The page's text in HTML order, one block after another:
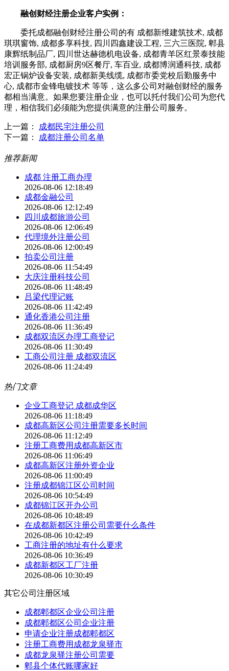
融创财经注册企业客户实例：
委托成都融创财经注册公司的有 成都新维建筑技术, 成都
琪琪窗饰, 成都多享科技, 四川四鑫建设工程, 三六三医院, 郫县
康辉纸制品厂, 四川世达赫德机电设备, 成都青羊区红景泰技能
培训服务部, 成都厨房9区餐厅, 车百业, 成都博润通科技, 成都
宏正锅炉设备安装, 成都新美线缆, 成都市委党校后勤服务中
心, 成都市金锋电镀技术 等等，这么多公司对融创财经的服务
都相当满意。如果您要注册企业，也可以托付我们公司为您代
理，相信我们必须能为您提供满意的注册公司服务。
上一篇：
成都民宅注册公司
下一篇：
成都注册公司名单
推荐新闻
成都 注册工商办理
2026-08-06 12:18:49
成都金融公司
2026-08-06 12:12:49
四川成都旅游公司
2026-08-06 12:06:49
代理境外注册公司
2026-08-06 12:00:49
拍卖公司注册
2026-08-06 11:54:49
大庆注册科技公司
2026-08-06 11:48:49
吕梁代理记账
2026-08-06 11:42:49
通化香港公司注册
2026-08-06 11:36:49
成都双流区办理工商登记
2026-08-06 11:30:49
工商公司注册 成都双流区
2026-08-06 11:24:49
热门文章
企业工商登记 成都成华区
2026-08-06 11:18:49
成都高新区公司注册需要多长时间
2026-08-06 11:12:49
注册工商费用成都高新区市
2026-08-06 11:06:49
成都高新区注册外资企业
2026-08-06 11:00:49
注册成都锦江区公司时间
2026-08-06 10:54:49
成都锦江区开办公司
2026-08-06 10:48:49
在成都新都区注册公司需要什么条件
2026-08-06 10:42:49
工商注册的地址有什么要求
2026-08-06 10:36:49
成都新都区工厂注册
2026-08-06 10:30:49
其它公司注册区域
成都郫都区企业公司注册
成都郫都区公司企业注册
申请企业注册成都郫都区
注册工商费用成都龙泉驿市
成都龙泉驿注册公司需要
郫县个体代账哪家好